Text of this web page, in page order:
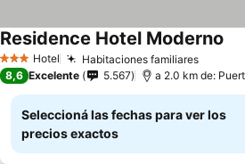
3 Estrellas
Hotel Habitaciones familiares
Residence Hotel Moderno
8,6 Excelente 5.567 a 2.0 km de:
Seleccioná las fechas para ver los
precios exactos